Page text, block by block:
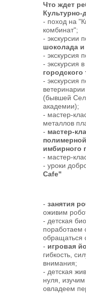
Что ждет
Культурно-
- поход на
комбинат";
- экскурсии
шоколада и
- экскурсия
- экскурсия
городского
- экскурсия
(бывшей
академии);
- мастер-
металлов
- мастер-
имбирного
- мастер-
- уроки
Cafe"
- занятия
оживим
- детская
поработаем
обращаться
- игровая
гибкость,
внимания;
- детская
нуля,
овладеем